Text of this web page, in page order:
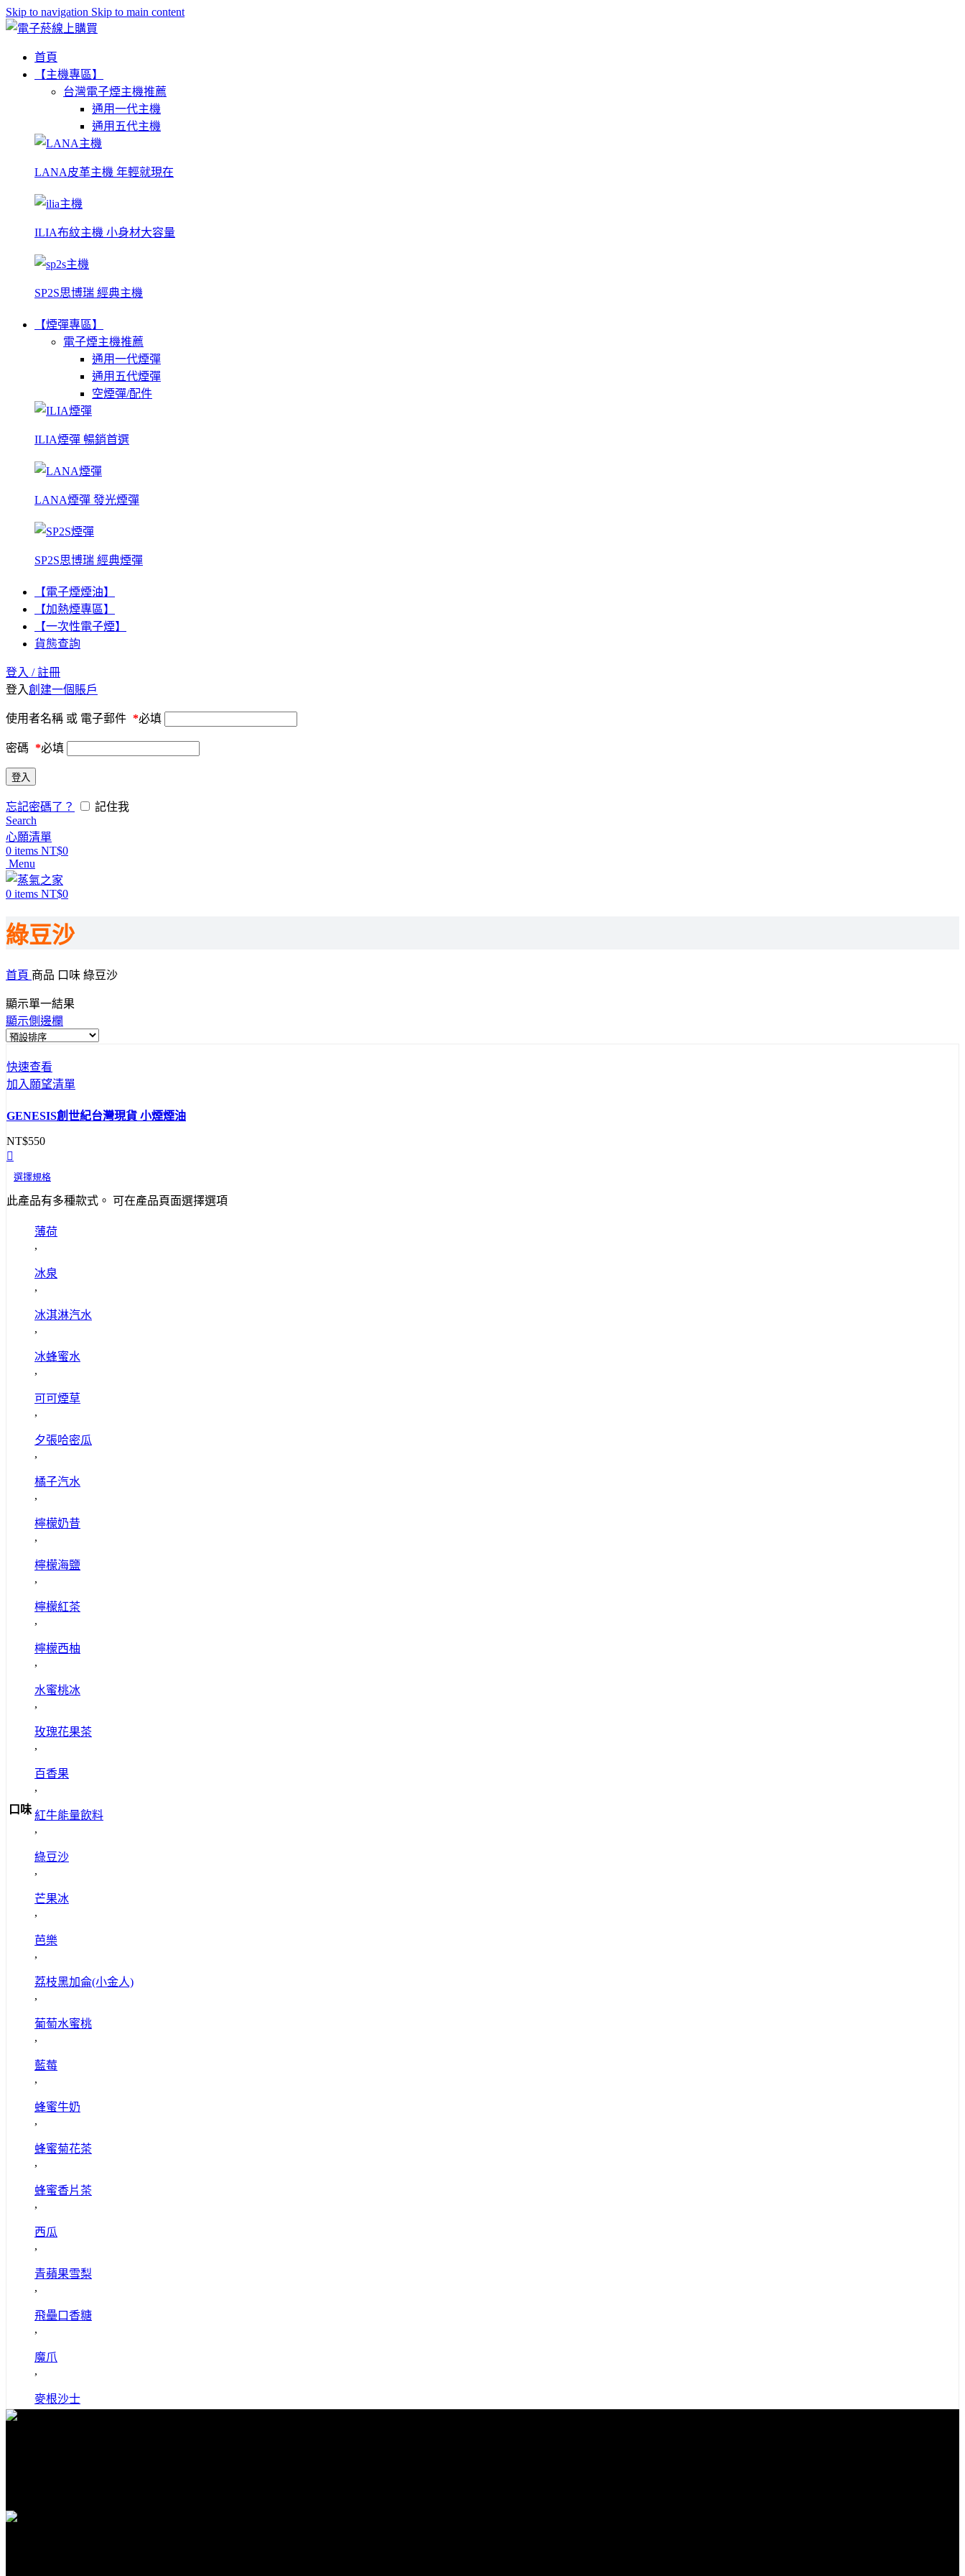
Skip to navigation Skip to main content
首頁
【主機專區】
台灣電子煙主機推薦
通用一代主機
通用五代主機
LANA皮革主機 年輕就現在
ILIA布紋主機 小身材大容量
SP2S思博瑞 經典主機
【煙彈專區】
電子煙主機推薦
通用一代煙彈
通用五代煙彈
空煙彈/配件
ILIA煙彈 暢銷首選
LANA煙彈 發光煙彈
SP2S思博瑞 經典煙彈
【電子煙煙油】
【加熱煙專區】
【一次性電子煙】
貨態查詢
登入 / 註冊
登入創建一個賬戶
使用者名稱 或 電子郵件 *必填
密碼 *必填
登入
忘記密碼了？
記住我
Search
心願清單
0 items NT$0
Menu
0 items NT$0
綠豆沙
首頁 商品 口味 綠豆沙
顯示單一結果
顯示側邊欄
快速查看
加入願望清單
GENESIS創世紀台灣現貨 小煙煙油
NT$550
選擇規格
此產品有多種款式。 可在產品頁面選擇選項
口味
薄荷
,
冰泉
,
冰淇淋汽水
,
冰蜂蜜水
,
可可煙草
,
夕張哈密瓜
,
橘子汽水
,
檸檬奶昔
,
檸檬海鹽
,
檸檬紅茶
,
檸檬西柚
,
水蜜桃冰
,
玫瑰花果茶
,
百香果
,
紅牛能量飲料
,
綠豆沙
,
芒果冰
,
芭樂
,
荔枝黑加侖(小金人)
,
葡萄水蜜桃
,
藍莓
,
蜂蜜牛奶
,
蜂蜜菊花茶
,
蜂蜜香片茶
,
西瓜
,
青蘋果雪梨
,
飛壘口香糖
,
魔爪
,
麥根沙士